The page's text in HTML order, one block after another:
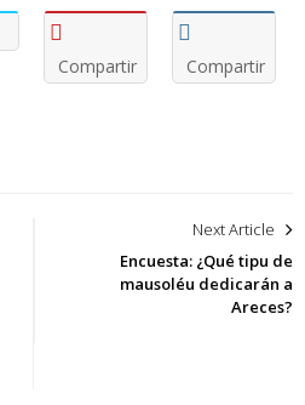
Compartir
Compartir
Next Article
Encuesta: ¿Qué tipu de
mausoléu dedicarán a
Areces?